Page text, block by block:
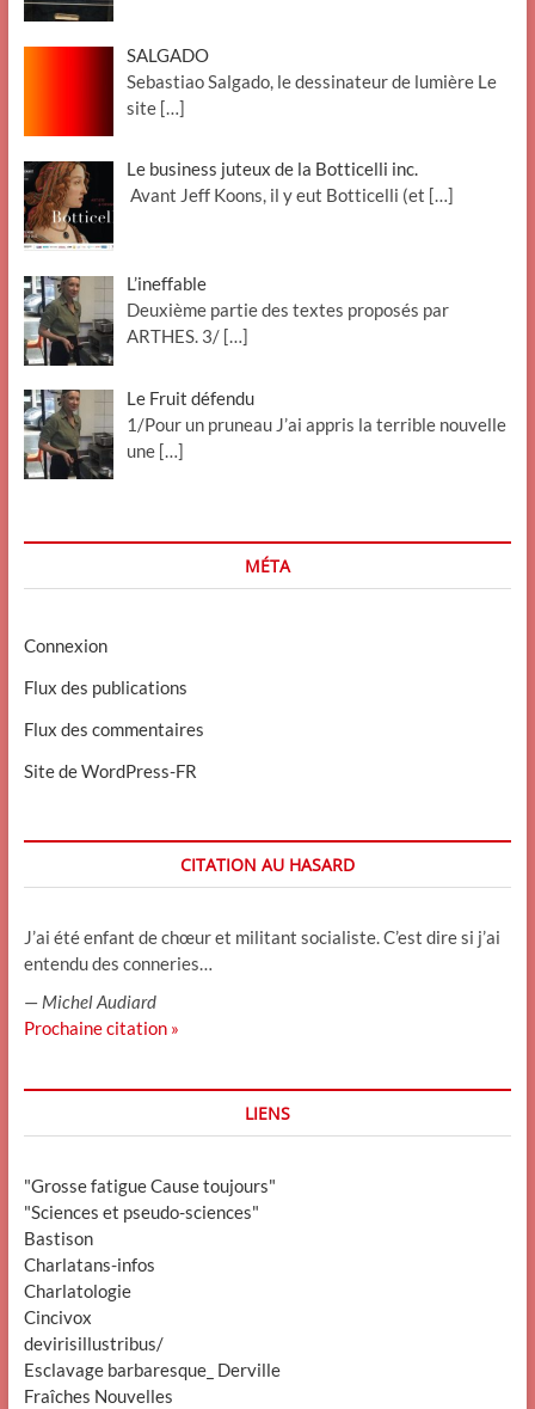
SALGADO
Sebastiao Salgado, le dessinateur de lumière Le
site […]
Le business juteux de la Botticelli inc.
Avant Jeff Koons, il y eut Botticelli (et […]
L’ineffable
Deuxième partie des textes proposés par
ARTHES. 3/ […]
Le Fruit défendu
1/Pour un pruneau J’ai appris la terrible nouvelle
une […]
MÉTA
Connexion
Flux des publications
Flux des commentaires
Site de WordPress-FR
CITATION AU HASARD
J’ai été enfant de chœur et militant socialiste. C’est dire si j’ai
entendu des conneries…
— Michel Audiard
Prochaine citation »
LIENS
"Grosse fatigue Cause toujours"
"Sciences et pseudo-sciences"
Bastison
Charlatans-infos
Charlatologie
Cincivox
devirisillustribus/
Esclavage barbaresque_ Derville
Fraîches Nouvelles